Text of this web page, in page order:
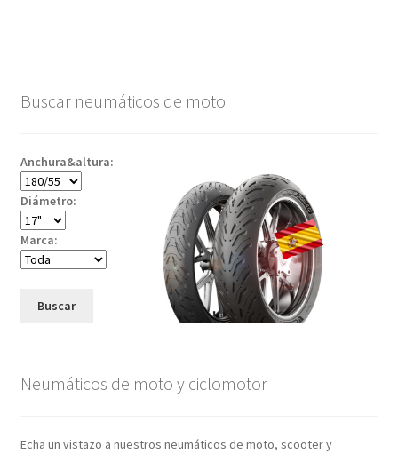
Buscar neumáticos de moto
Anchura&altura:
Diámetro:
Marca:
Buscar
Neumáticos de moto y ciclomotor
Echa un vistazo a nuestros neumáticos de moto, scooter y